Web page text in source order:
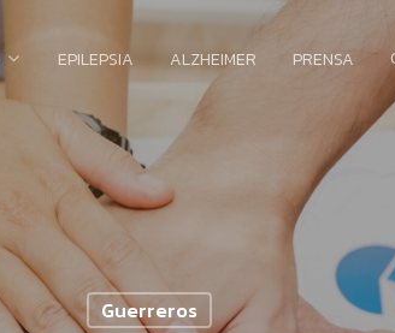
EPILEPSIA ALZHEIMER PRENSA
Guerreros